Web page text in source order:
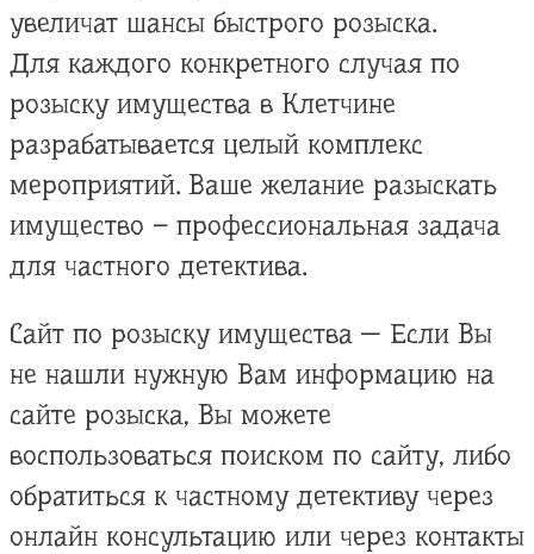
увеличат шансы быстрого розыска.
Для каждого конкретного случая по
розыску имущества в Клетчине
разрабатывается целый комплекс
мероприятий. Ваше желание разыскать
имущество – профессиональная задача
для частного детектива.
Сайт по розыску имущества — Если Вы
не нашли нужную Вам информацию на
сайте розыска, Вы можете
воспользоваться поиском по сайту, либо
обратиться к частному детективу через
онлайн консультацию или через контакты